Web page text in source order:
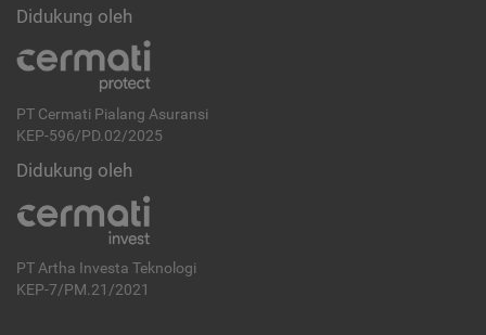
Didukung oleh
PT Cermati Pialang Asuransi
KEP-596/PD.02/2025
Didukung oleh
PT Artha Investa Teknologi
KEP-7/PM.21/2021